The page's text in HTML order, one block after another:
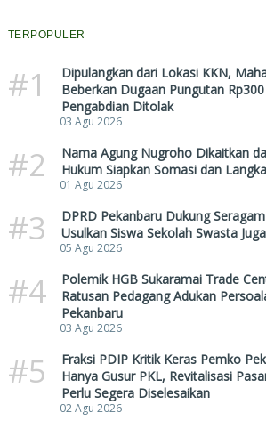
TERPOPULER
#1
Dipulangkan dari Lokasi KKN,
Beberkan Dugaan Pungutan
Pengabdian Ditolak
03 Agu 2026
#2
Nama Agung Nugroho Dikaitkan
Hukum Siapkan Somasi dan
01 Agu 2026
#3
DPRD Pekanbaru Dukung
Usulkan Siswa Sekolah Swasta
05 Agu 2026
#4
Polemik HGB Sukaramai Trade
Ratusan Pedagang Adukan
Pekanbaru
03 Agu 2026
#5
Fraksi PDIP Kritik Keras Pemko
Hanya Gusur PKL, Revitalisasi
Perlu Segera Diselesaikan
02 Agu 2026